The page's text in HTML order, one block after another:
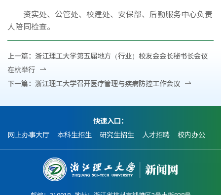
资实处、公管处、校建处、安保部、后勤服务中心负责
人陪同检查。
上一篇： 浙江理工大学第五届地方（行业）校友会会长秘书长会议
在杭举行
下一篇： 浙江理工大学召开医疗管理与疾病防控工作会议
快速入口：
网上办事大厅
本科生招生 研究生招生 人才招聘 校内办公